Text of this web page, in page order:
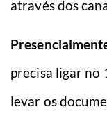
através dos
precisa ligar no
levar os